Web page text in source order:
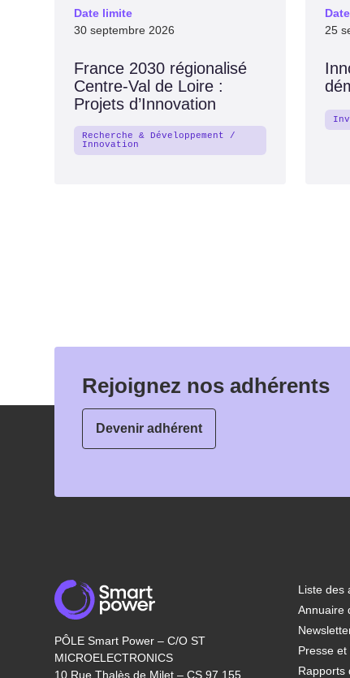
Date limite
30 septembre 2026
France 2030 régionalisé
Centre-Val de Loire :
Projets d’Innovation
Recherche & Développement /
Innovation
25
Rejoignez nos adhérents
Devenir adhérent
PÔLE Smart Power – C/O ST
MICROELECTRONICS
10 Rue Thalès de Milet – CS 97 155
Liste des
Annuaire
Presse
Rapports